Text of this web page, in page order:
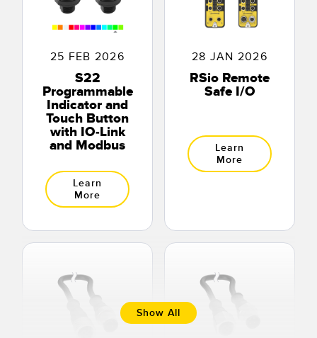
25 FEB 2026
S22
Programmable
Indicator and
Touch Button
with IO-Link
and Modbus
Learn
More
28 JAN 2026
RSio Remote
Safe I/O
Learn
More
Show All